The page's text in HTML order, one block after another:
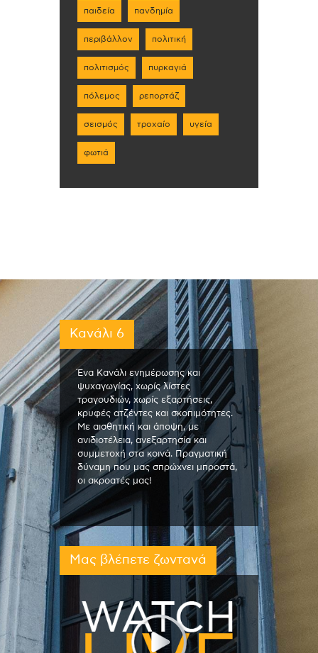
παιδεία πανδημία
περιβάλλον πολιτική
πολιτισμός πυρκαγιά
πόλεμος ρεπορτάζ
σεισμός τροχαίο υγεία
φωτιά
Κανάλι 6
Ένα Κανάλι ενημέρωσης και
ψυχαγωγίας, χωρίς λίστες
τραγουδιών, χωρίς εξαρτήσεις,
κρυφές ατζέντες και σκοπιμότητες.
Με αισθητική και άποψη, με
ανιδιοτέλεια, ανεξαρτησία και
συμμετοχή στα κοινά. Πραγματική
δύναμη που μας σπρώχνει μπροστά,
οι ακροατές μας!
Μας βλέπετε ζωντανά